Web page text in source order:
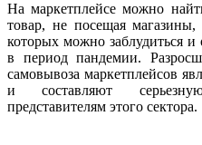
На маркетплейсе можно
товар, не посещая
которых можно заблудиться
в период пандемии.
самовывоза маркетплейсов
и составляют
представителям этого сектора.